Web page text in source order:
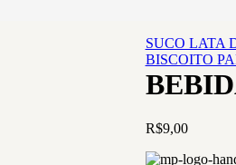
SUCO LATA
BISCOITO
R$9,00